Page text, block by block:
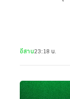
อีสาน 23:18 น.